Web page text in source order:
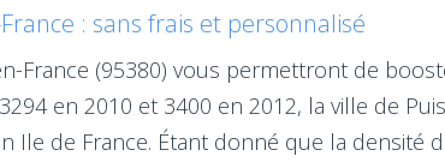
: sans frais et personnalisé
France (95380) vous permettront de
en 2010 et 3400 en 2012, la ville de
Ile de France. Étant donné que la densité